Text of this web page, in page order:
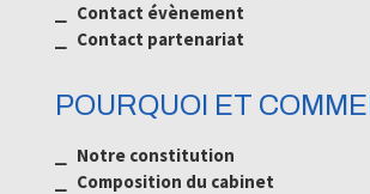
⎯ Contact évènement
⎯ Contact partenariat
POURQUOI ET
⎯ Notre constitution
⎯ Composition du cabinet